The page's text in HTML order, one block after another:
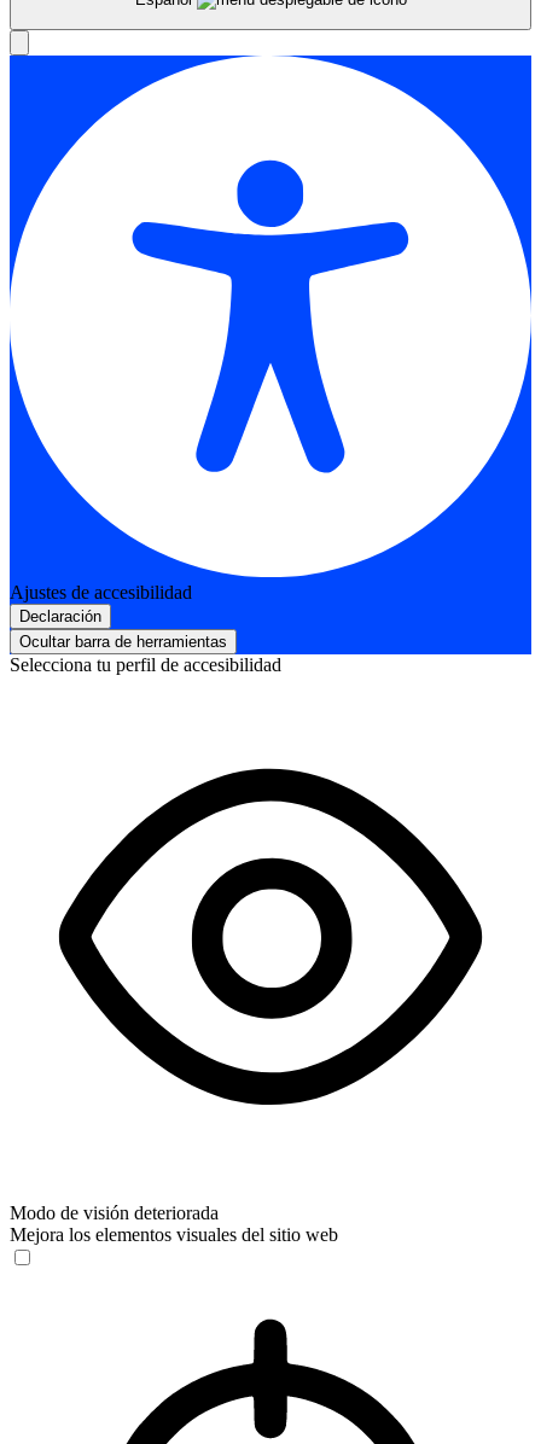
Ajustes de accesibilidad
Declaración
Ocultar barra de herramientas
Selecciona tu perfil de accesibilidad
Modo de visión deteriorada
Mejora los elementos visuales del sitio web